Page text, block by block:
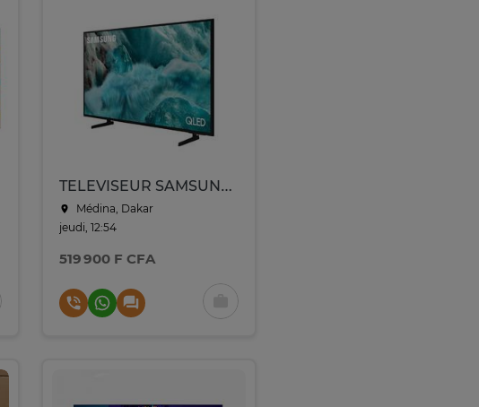
TELEVISEUR SAMSUNG 65"" QLED 4K
Médina, Dakar
jeudi, 12:54
519 900 F CFA